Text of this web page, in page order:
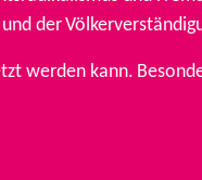
der
werden kann.